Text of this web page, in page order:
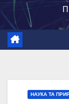
НАУКА ТА